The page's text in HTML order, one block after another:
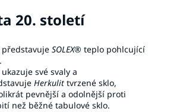
20. století
představuje SOLEX® teplo pohlcující
ukazuje své svaly a
Herkulit tvrzené sklo,
pevnější a odolnější proti
než běžné tabulové sklo.